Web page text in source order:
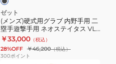
プ
ロ
フ
ェ
ッ
内
野
手
用
二
ゼット
(メンズ)硬式用グラブ 内野手用 二
塁手遊撃手用 ネオステイタス VL
BPGB12410N-1932
￥33,000 （税込）
28%OFF ￥46,200（税込）
300ポイント